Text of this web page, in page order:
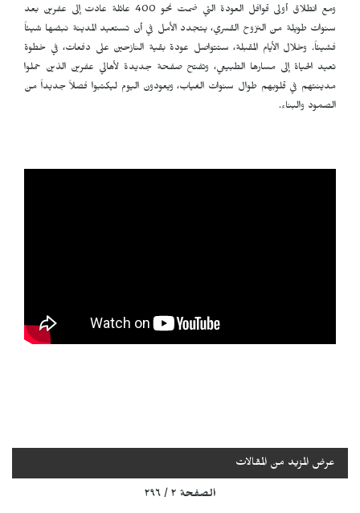
ومع انطلاق أولى قوافل العودة التي ضمت نحو 400 عائلة عادت إلى عفرين بعد
سنوات طويلة من النزوح القسري، يتجدد الأمل في أن تستعيد المدينة نبضها شيئاً
فشيئاً. وخلال الأيام المقبلة، ستتواصل عودة بقية النازحين على دفعات، في خطوة
تعيد الحياة إلى مسارها الطبيعي، وتفتح صفحة جديدة لأهالي عفرين الذين حملوا
مدينتهم في قلوبهم طوال سنوات الغياب، ويعودون اليوم ليكتبوا فصلاً جديداً من
الصمود والبناء.
عرض المزيد من المقالات
الصفحة ٢ / ٢٩٦